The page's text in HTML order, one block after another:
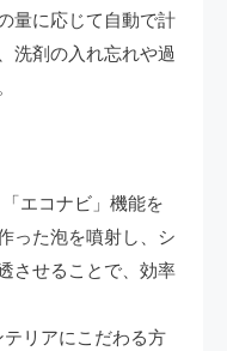
量に応じて自動で計
洗剤の入れ忘れや過
エコナビ」機能を
った泡を噴射し、シ
させることで、効率
リアにこだわる方